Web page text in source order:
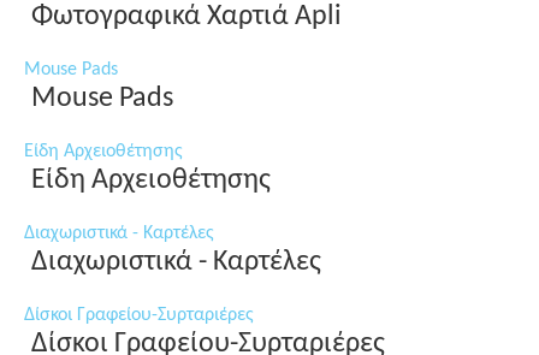
Φωτογραφικά Χαρτιά Apli
Mouse Pads
Mouse Pads
Είδη Αρχειοθέτησης
Είδη Αρχειοθέτησης
Διαχωριστικά - Καρτέλες
Διαχωριστικά - Καρτέλες
Δίσκοι Γραφείου-Συρταριέρες
Δίσκοι Γραφείου-Συρταριέρες